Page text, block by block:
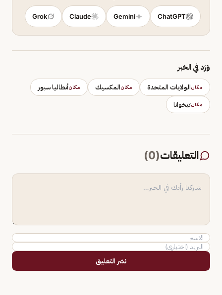
ChatGPT
Gemini
Claude
Grok
وَرَد في الخبر
مكانالولايات المتحدة مكانالمكسيك مكانأنطاليا سبور
مكانتيخوانا
التعليقات(
0
)
نشر التعليق